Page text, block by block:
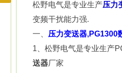
松野电气是专业生产压力
变频干扰能力强.
一、 压力变送器,PG1300
1、松野电气是专业生产
送器厂家